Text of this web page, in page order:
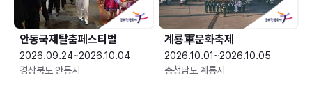
안동국제탈춤페스티벌
2026.09.24~2026.10.04
경상북도 안동시
2026.10.01~2026.10.05
충청남도 계룡시